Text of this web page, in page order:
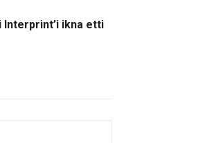
Interprint’i ikna etti